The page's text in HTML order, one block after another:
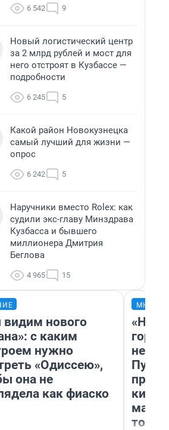
6 542 9
Новый логистический центр
за 2 млрд рублей и мост для
него отстроят в Кузбассе —
подробности
6 245 5
Какой район Новокузнецка
самый лучший для жизни —
опрос
6 242 5
Наручники вместо Rolex: как
судили экс-главу Минздрава
Кузбасса и бывшего
миллионера Дмитрия
Беглова
4 965 15
нового
с каким
нужно
«Одиссею»,
она не
как фиаско
«Нет
того